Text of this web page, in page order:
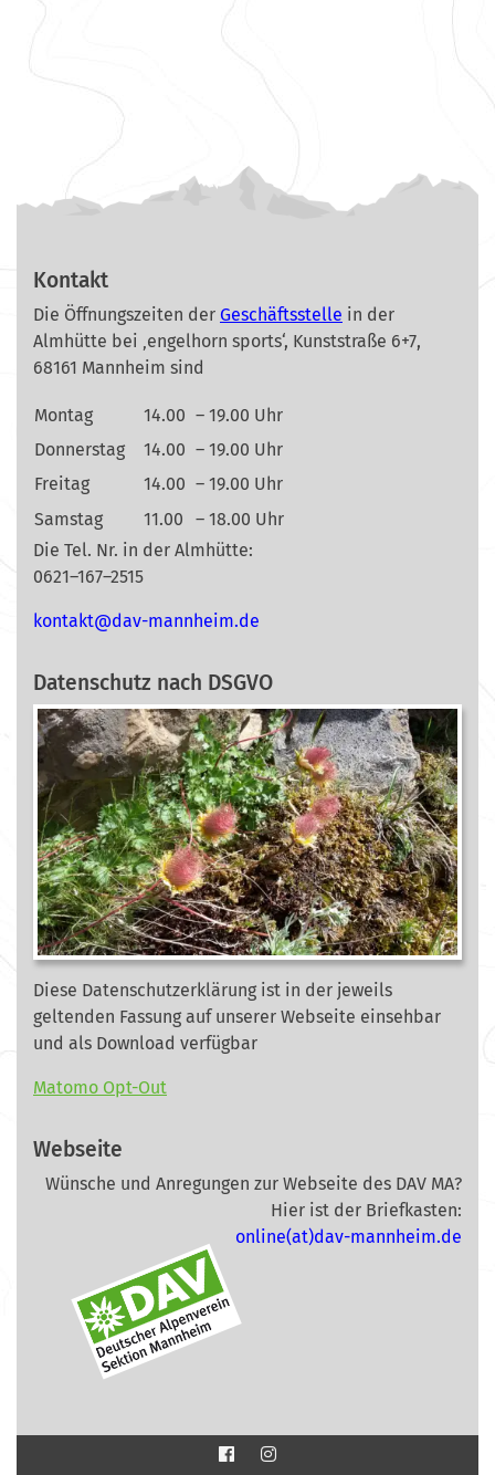
Kontakt
Die Öffnungszeiten der Geschäftsstelle in der
Almhütte bei ‚engelhorn sports‘, Kunststraße 6+7,
68161 Mannheim sind
Montag 14.00 – 19.00 Uhr
Donnerstag
14.00 – 19.00 Uhr
Freitag
14.00 – 19.00 Uhr
Samstag
11.00
– 18.00 Uhr
Die Tel. Nr. in der Almhütte:
0621–167–2515
ed.mi
ehnna
m-vad
@tkat
nok
Datenschutz nach DSGVO
Diese Datenschutzerklärung ist in der jeweils
geltenden Fassung auf unserer Webseite einsehbar
und als Download verfügbar
Matomo Opt-Out
Webseite
Wünsche und Anregungen zur Webseite des DAV MA?
Hier ist der Briefkasten:
online(at)dav-mannheim.de